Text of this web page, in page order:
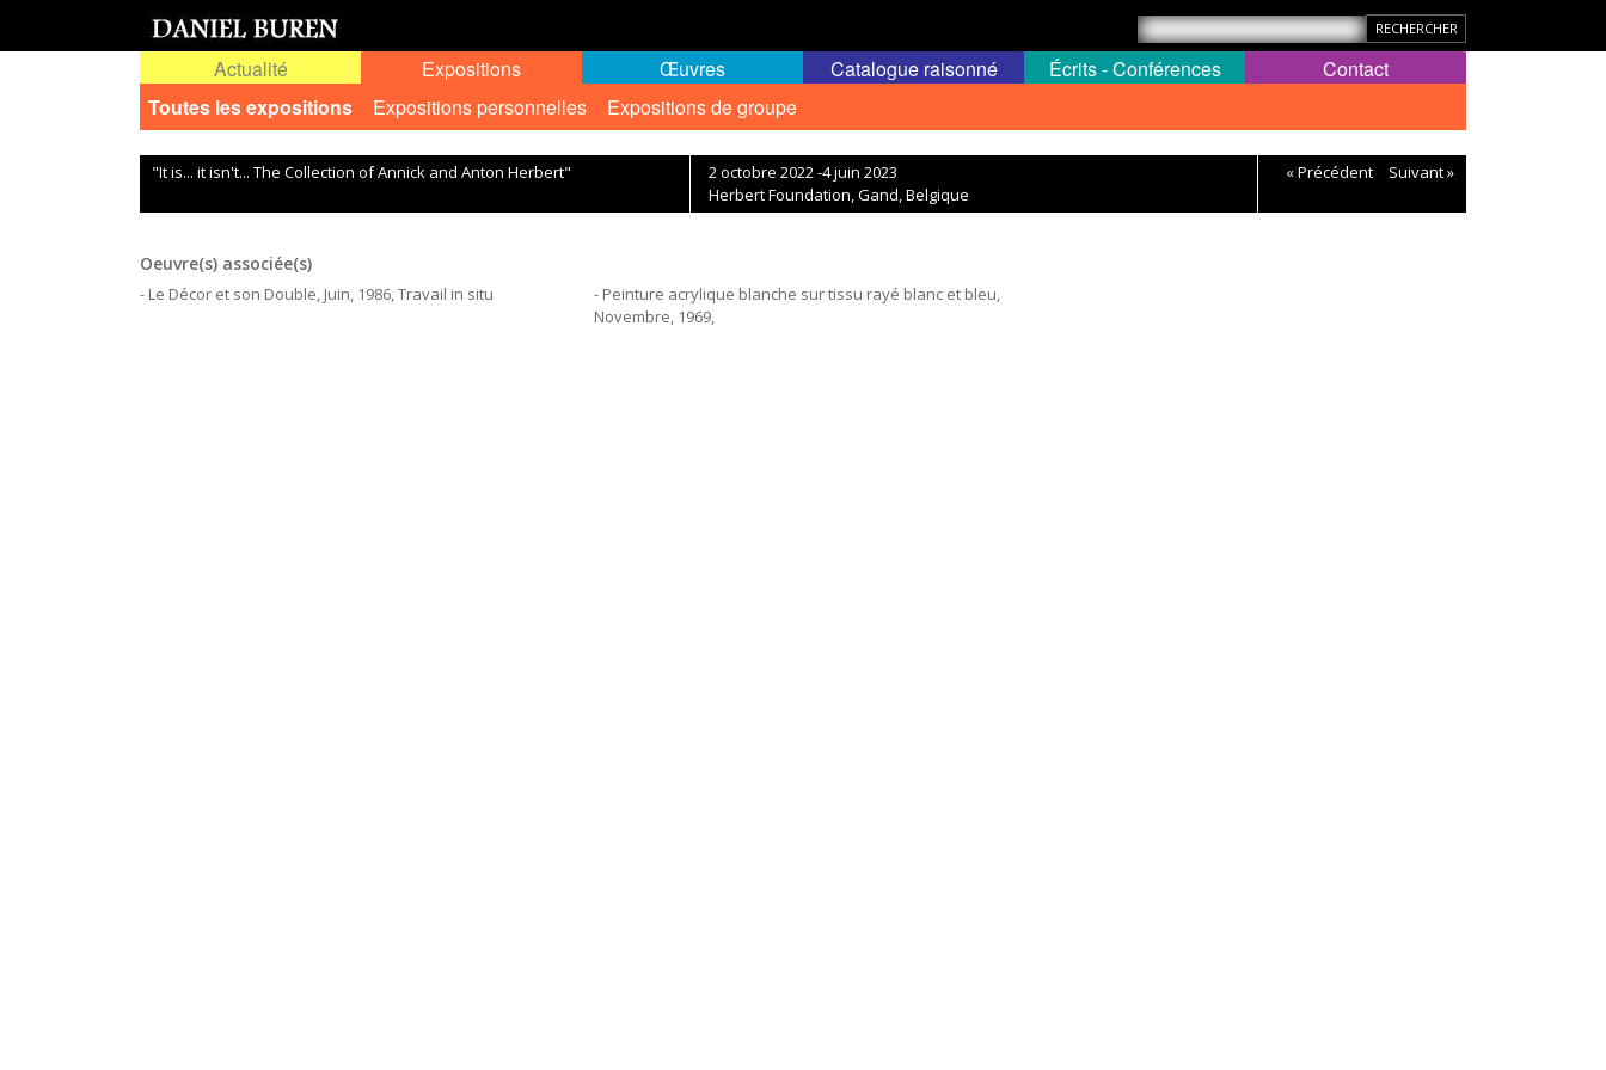
Actualité
Expositions
Toutes les expositions
Expositions personnelles Expositions de groupe
Œuvres Catalogue raisonné Écrits - Conférences Contact
"It is... it isn't... The Collection of Annick and Anton Herbert"
2 octobre 2022 -4 juin 2023
Herbert Foundation, Gand, Belgique
« Précédent Suivant »
Oeuvre(s) associée(s)
- Le Décor et son Double, Juin, 1986, Travail in situ
- Peinture acrylique blanche sur tissu rayé blanc et bleu,
Novembre, 1969,